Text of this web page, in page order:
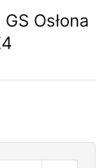
Osłona